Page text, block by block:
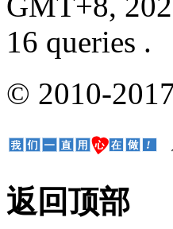
16 queries .
© 2010-
返回顶部